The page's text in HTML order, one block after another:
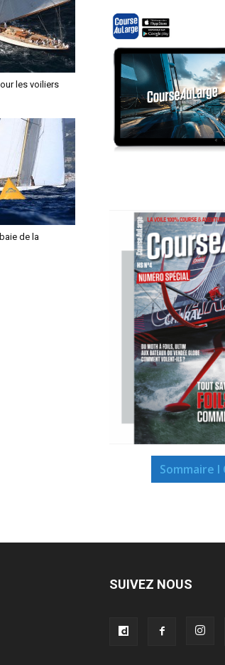
les voiliers
de la
Sommaire I
SUIVEZ NOUS